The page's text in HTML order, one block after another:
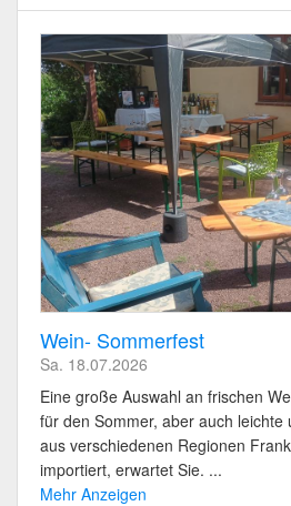
Wein- Sommerfest
Sa. 18.07.2026
Eine große Auswahl an frischen
für den Sommer, aber auch leichte
aus verschiedenen Regionen
importiert, erwartet Sie. ...
Mehr Anzeigen